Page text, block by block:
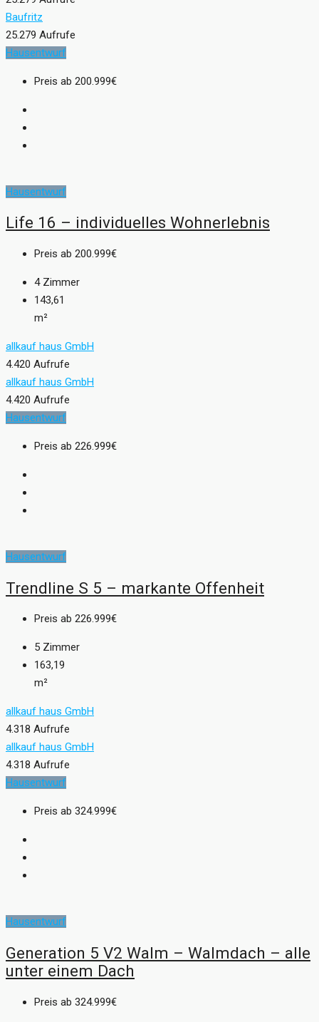
Baufritz
25.279 Aufrufe
Hausentwurf
Preis ab 200.999€
Hausentwurf
Life 16 – individuelles Wohnerlebnis
Preis ab 200.999€
4 Zimmer
143,61
m²
allkauf haus GmbH
4.420 Aufrufe
allkauf haus GmbH
4.420 Aufrufe
Hausentwurf
Preis ab 226.999€
Hausentwurf
Trendline S 5 – markante Offenheit
Preis ab 226.999€
5 Zimmer
163,19
m²
allkauf haus GmbH
4.318 Aufrufe
allkauf haus GmbH
4.318 Aufrufe
Hausentwurf
Preis ab 324.999€
Hausentwurf
Generation 5 V2 Walm – Walmdach – alle
unter einem Dach
Preis ab 324.999€